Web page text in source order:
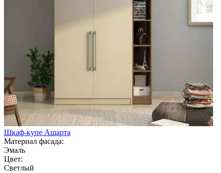
Шкаф-купе Ашарта
Материал фасада:
Эмаль
Цвет:
Светлый